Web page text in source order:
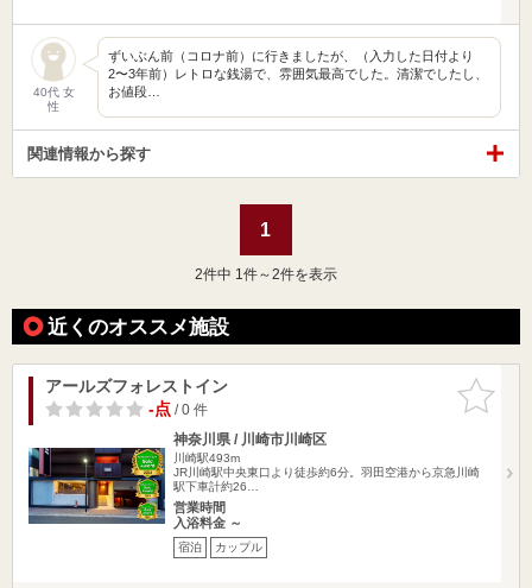
40代 女
性
ずいぶん前（コロナ前）に行きましたが、（入力した日付より
2〜3年前）レトロな銭湯で、雰囲気最高でした。清潔でしたし、
お値段…
関連情報から探す
1
2件中 1件～2件を表示
近くのオススメ施設
お気に入
りに追加
アールズフォレストイン
-点/ 0 件
神奈川県 / 川崎市川崎区
川崎駅493m
JR川崎駅中央東口より徒歩約6分。羽田空港から京急川崎
駅下車計約26…
営業時間
入浴料金 ～
宿泊 カップル